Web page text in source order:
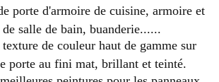
porte d'armoire de cuisine, armoire et
salle de bain, buanderie......
de couleur haut de gamme sur
porte au fini mat, brillant et teinté.